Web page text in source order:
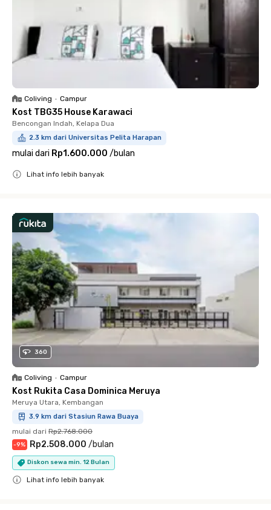
Coliving • Campur
Kost TBG35 House Karawaci
Bencongan Indah, Kelapa Dua
2.3 km dari Universitas Pelita Harapan
mulai dari Rp1.600.000 /bulan
Lihat info lebih banyak
360
Coliving • Campur
Kost Rukita Casa Dominica Meruya
Meruya Utara, Kembangan
3.9 km dari Stasiun Rawa Buaya
mulai dari Rp2.768.000
-9% Rp2.508.000 /bulan
Diskon sewa min. 12 Bulan
Lihat info lebih banyak